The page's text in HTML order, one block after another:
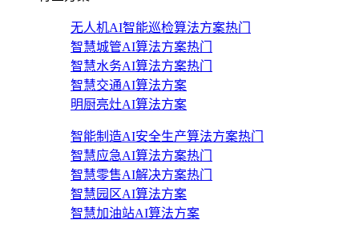
无人机AI智能巡检算法方案热门
智慧城管AI算法方案热门
智慧水务AI算法方案热门
智慧交通AI算法方案
明厨亮灶AI算法方案
智能制造AI安全生产算法方案热门
智慧应急AI算法方案热门
智慧零售AI解决方案热门
智慧园区AI算法方案
智慧加油站AI算法方案